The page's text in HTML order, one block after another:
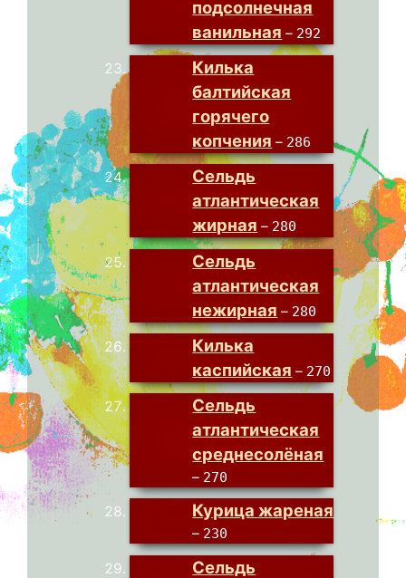
подсолнечная
ванильная – 292
Килька
балтийская
горячего
копчения – 286
Сельдь
атлантическая
жирная – 280
Сельдь
атлантическая
нежирная – 280
Килька
каспийская – 270
Сельдь
атлантическая
среднесолёная
– 270
Курица жареная
– 230
Сельдь